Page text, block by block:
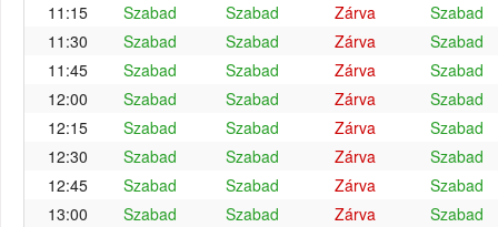
11:15
Szabad Szabad Zárva
Szabad
11:30
Szabad Szabad Zárva
Szabad
11:45
Szabad Szabad Zárva
Szabad
12:00
Szabad Szabad Zárva
Szabad
12:15
Szabad Szabad Zárva
Szabad
12:30
Szabad Szabad Zárva
Szabad
12:45
Szabad Szabad Zárva
Szabad
13:00
Szabad Szabad Zárva
Szabad